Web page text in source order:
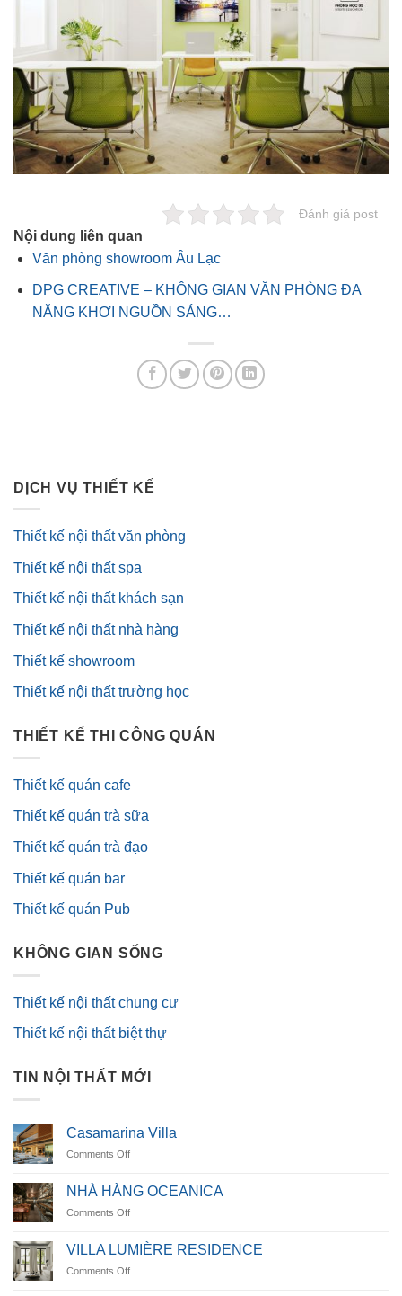
Đánh giá post
Nội dung liên quan
Văn phòng showroom Âu Lạc
DPG CREATIVE – KHÔNG GIAN VĂN PHÒNG ĐA
NĂNG KHƠI NGUỒN SÁNG…
DỊCH VỤ THIẾT KẾ
Thiết kế nội thất văn phòng
Thiết kế nội thất spa
Thiết kế nội thất khách sạn
Thiết kế nội thất nhà hàng
Thiết kế showroom
Thiết kế nội thất trường học
THIẾT KẾ THI CÔNG QUÁN
Thiết kế quán cafe
Thiết kế quán trà sữa
Thiết kế quán trà đạo
Thiết kế quán bar
Thiết kế quán Pub
KHÔNG GIAN SỐNG
Thiết kế nội thất chung cư
Thiết kế nội thất biệt thự
TIN NỘI THẤT MỚI
Casamarina Villa
Comments Offon
Villa
NHÀ HÀNG OCEANICA
Comments Offon
HÀNG
OCEANICA
VILLA LUMIÈRE RESIDENCE
Comments Offon